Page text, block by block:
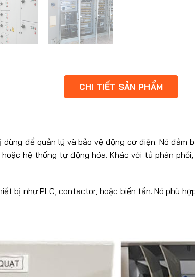
CHI TIẾT SẢN PHẨM
để quản lý và bảo vệ động cơ điện. Nó đảm
hệ thống tự động hóa. Khác với tủ phân
bị như PLC, contactor, hoặc biến tần. Nó phù